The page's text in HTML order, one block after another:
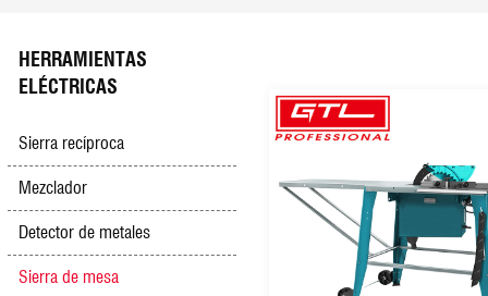
Cultivador de gasolina/diésel
Sacapuntas multifunción
HERRAMIENTAS
ELÉCTRICAS
Sierra recíproca
Mezclador
Detector de metales
Sierra de mesa